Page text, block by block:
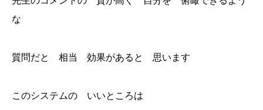
な
質問だと 相当 効果があると 思います
このシステムの いいところは